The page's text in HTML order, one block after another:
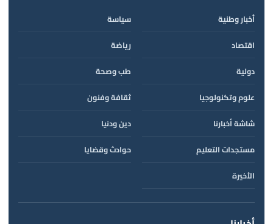
أخبار وطنية
سياسة
اقتصاد
رياضة
دولية
طب وصحة
علوم وتكنولوجيا
ثقافة وفنون
شاشة أخبارنا
دين ودنيا
مستجدات التعليم
حوادث وقضايا
الأخيرة